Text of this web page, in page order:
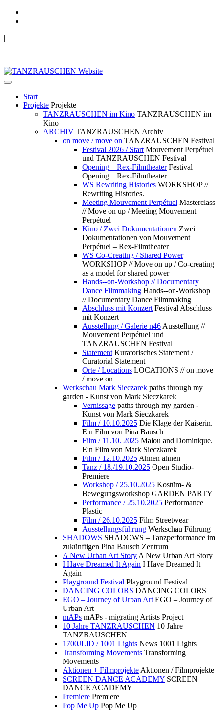
|
Start
Projekte Projekte
TANZRAUSCHEN im Kino TANZRAUSCHEN im
Kino
ARCHIV TANZRAUSCHEN Archiv
on move / move on TANZRAUSCHEN Festival
Festival 2026 / Start Mouvement Perpétuel
und TANZRAUSCHEN Festival
Opening – Rex-Filmtheater Festival
Opening – Rex-Filmtheater
WS Rewriting Histories WORKSHOP //
Rewriting Histories.
Meeting Mouvement Perpétuel Masterclass
// Move on up / Meeting Mouvement
Perpétuel
Kino / Zwei Dokumentationen Zwei
Dokumentationen von Mouvement
Perpétuel – Rex-Filmtheater
WS Co-Creating / Shared Power
WORKSHOP // Move on up / Co-creating
as a model for shared power
Hands--on-Workshop // Documentary
Dance Filmmaking Hands--on-Workshop
// Documentary Dance Filmmaking
Abschluss mit Konzert Festival Abschluss
mit Konzert
Ausstellung / Galerie n46 Ausstellung //
Mouvement Perpétuel und
TANZRAUSCHEN Festival
Statement Kuratorisches Statement /
Curatorial Statement
Orte / Locations LOCATIONS // on move
/ move on
Werkschau Mark Sieczarek paths through my
garden - Kunst von Mark Sieczkarek
Vernissage paths through my garden -
Kunst von Mark Sieczkarek
Film / 10.10.2025 Die Klage der Kaiserin.
Ein Film von Pina Bausch
Film / 11.10. 2025 Malou and Dominique.
Ein Film von Mark Sieczkarek
Film / 12.10.2025 Ahnen ahnen
Tanz / 18./19.10.2025 Open Studio-
Premiere
Workshop / 25.10.2025 Kostüm- &
Bewegungsworkshop GARDEN PARTY
Performance / 25.10.2025 Performance
Plastic
Film / 26.10.2025 Film Streetwear
Ausstellungsführung Werkschau Führung
SHADOWS SHADOWS – Tanzperformance im
zukünftigen Pina Bausch Zentrum
A New Urban Art Story A New Urban Art Story
I Have Dreamed It Again I Have Dreamed It
Again
Playground Festival Playground Festival
DANCING COLORS DANCING COLORS
EGO – Journey of Urban Art EGO – Journey of
Urban Art
mAPs mAPs - migrating Artists Project
10 Jahre TANZRAUSCHEN 10 Jahre
TANZRAUSCHEN
1700JLID / 1001 Lights News 1001 Lights
Transforming Movements Transforming
Movements
Aktionen + Filmprojekte Aktionen / Filmprojekte
SCREEN DANCE ACADEMY SCREEN
DANCE ACADEMY
Premiere Premiere
Pop Me Up Pop Me Up